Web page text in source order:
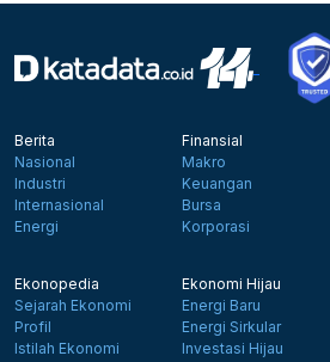
Berita
Nasional
Industri
Internasional
Energi
Finansial
Makro
Keuangan
Bursa
Korporasi
Ekonopedia
Sejarah Ekonomi
Profil
Istilah Ekonomi
Ekonomi Hijau
Energi Baru
Energi Sirkular
Investasi Hijau